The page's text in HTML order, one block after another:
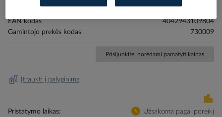
EAN kodas
4042943109804
Gamintojo prekės kodas
730009
Prisijunkite, norėdami pamatyti kainas
Įtraukti į palyginimą
Pristatymo laikas Užsakoma pagal poreikį